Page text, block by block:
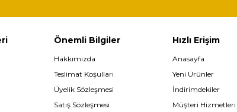
Önemli Bilgiler
Hakkımızda
Teslimat Koşulları
Üyelik Sözleşmesi
Satış Sözleşmesi
Hızlı Erişim
Anasayfa
Yeni Ürünler
İndirimdekiler
Müşteri Hizmetleri